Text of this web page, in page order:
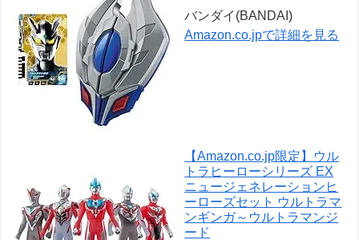
バンダイ(BANDAI)
Amazon.co.jpで詳細を見る
【Amazon.co.jp限定】ウル
トラヒーローシリーズ EX
ニュージェネレーションヒ
ーローズセット ウルトラマ
ンギンガ～ウルトラマンジ
ード